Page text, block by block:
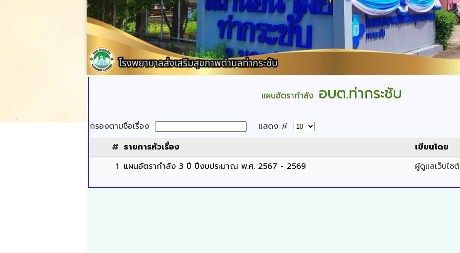
แผนอัตรากำลัง อบต.ท่ากระชับ
กรองตามชื่อเรื่อง
แสดง #
# รายการหัวเรื่อง เขียนโดย
1 แผนอัตรากำลัง 3 ปี ปีงบประมาณ พ.ศ. 2567 - 2569 ผู้ดูแลเว็บไซต์